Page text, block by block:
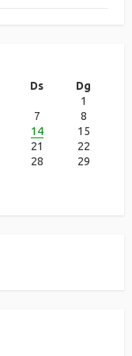
Ds
Dg
1
7
8
14
15
21
22
28
29